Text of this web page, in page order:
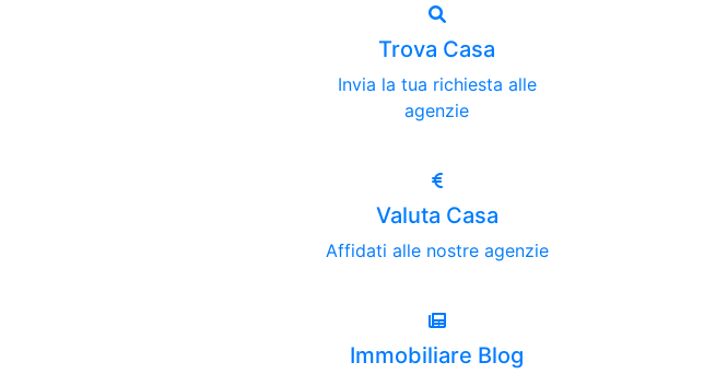
Trova Casa
Invia la tua richiesta alle
agenzie
Valuta Casa
Affidati alle nostre agenzie
Immobiliare Blog